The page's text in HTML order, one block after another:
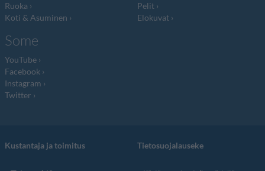
Ruoka
Koti & Asuminen
Pelit
Elokuvat
Some
YouTube
Facebook
Instagram
Twitter
Kustantaja ja toimitus Tietosuojalauseke